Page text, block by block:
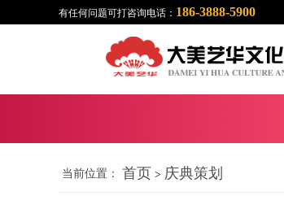
有任何问题可打咨询电话： 186-3888-5900
当前位置： 首页 > 庆典策划